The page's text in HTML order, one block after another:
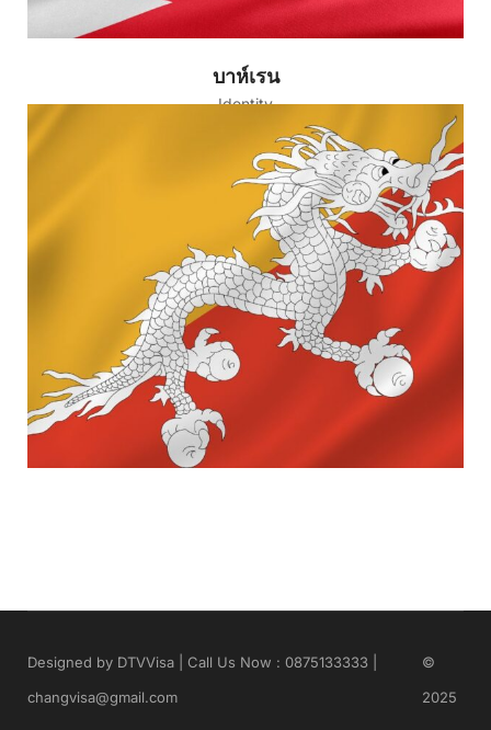
บาห์เรน
Identity
Designed by DTVVisa | Call Us Now : 0875133333 |
changvisa@gmail.com
©
2025